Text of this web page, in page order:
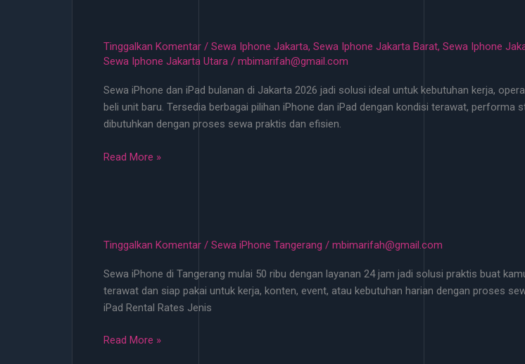
2026
–
24
Jam
Tinggalkan Komentar / Sewa Iphone Jakarta, Sewa Iphone Jakarta Barat, Sewa Iphone
Sewa Iphone Jakarta Utara / mbimarifah@gmail.com
Sewa iPhone dan iPad bulanan di Jakarta 2026 jadi solusi ideal untuk kebutuhan kerja,
beli unit baru. Tersedia berbagai pilihan iPhone dan iPad dengan kondisi terawat, performa
dibutuhkan dengan proses sewa praktis dan efisien.
Sewa
2026
Layanan
24
Jam
Read More »
Tinggalkan Komentar / Sewa iPhone Tangerang / mbimarifah@gmail.com
Sewa iPhone di Tangerang mulai 50 ribu dengan layanan 24 jam jadi solusi praktis buat
terawat dan siap pakai untuk kerja, konten, event, atau kebutuhan harian dengan proses
iPad Rental Rates Jenis
Sewa
Read More »